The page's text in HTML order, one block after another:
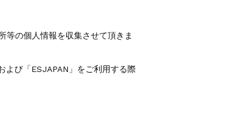
等の個人情報を収集させて頂きま
よび「ESJAPAN」をご利用する際